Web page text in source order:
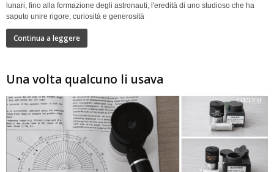
lunari, fino alla formazione degli astronauti, l'eredità di uno studioso che ha
saputo unire rigore, curiosità e generosità
Continua a leggere
Una volta qualcuno li usava